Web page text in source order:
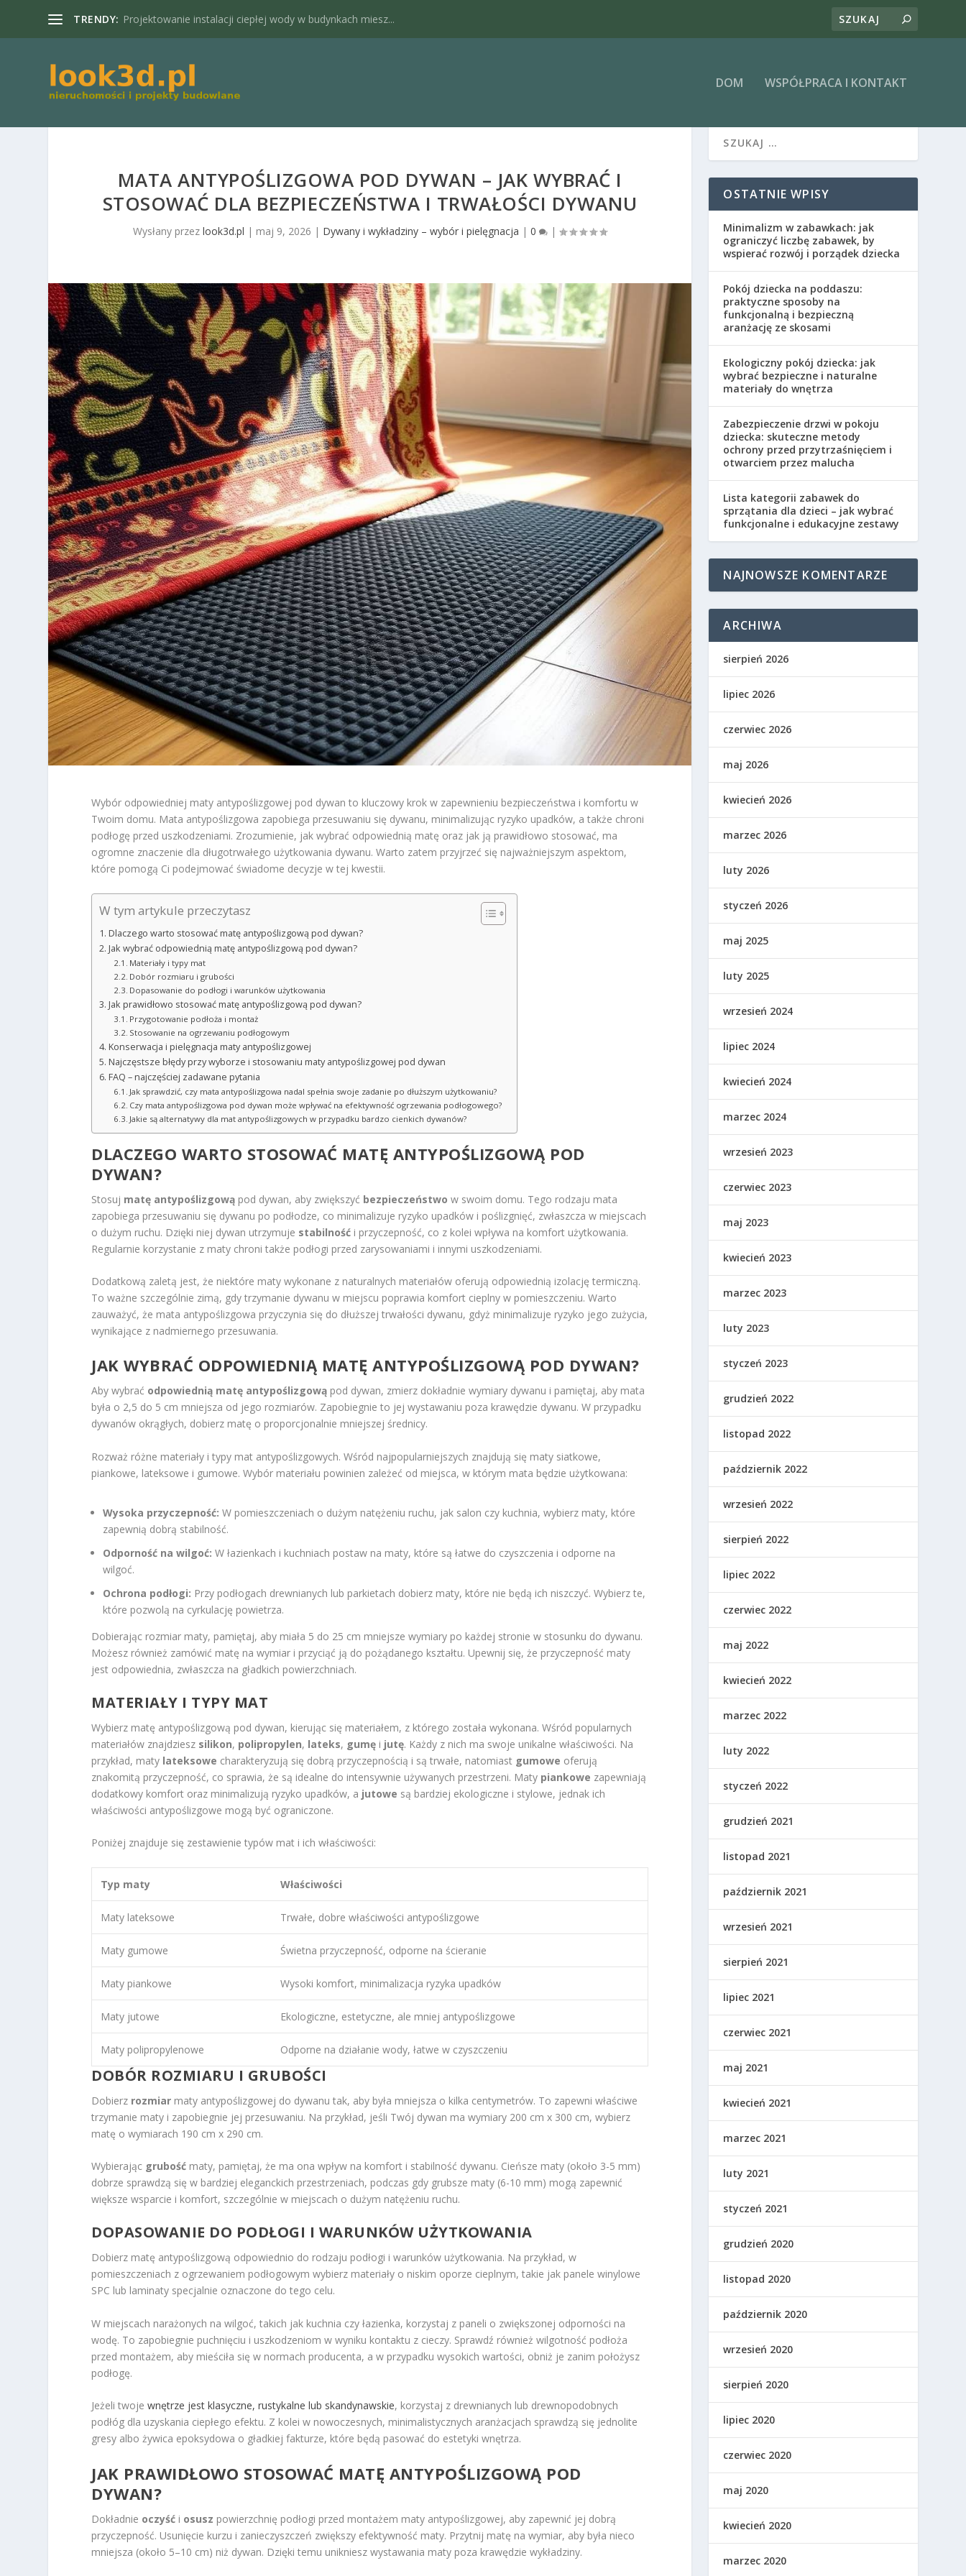
TRENDY: Projektowanie instalacji ciepłej wody w budynkach miesz...
DOM WSPÓŁPRACA I KONTAKT
MATA ANTYPOŚLIZGOWA POD DYWAN – JAK WYBRAĆ I
STOSOWAĆ DLA BEZPIECZEŃSTWA I TRWAŁOŚCI DYWANU
Wysłany przezlook3d.pl | maj 9, 2026 | Dywany i wykładziny – wybór i pielęgnacja |0 |
Wybór odpowiedniej maty antypoślizgowej pod dywan to kluczowy krok w zapewnieniu bezpieczeństwa i komfortu w
Twoim domu. Mata antypoślizgowa zapobiega przesuwaniu się dywanu, minimalizując ryzyko upadków, a także chroni
podłogę przed uszkodzeniami. Zrozumienie, jak wybrać odpowiednią matę oraz jak ją prawidłowo stosować, ma
ogromne znaczenie dla długotrwałego użytkowania dywanu. Warto zatem przyjrzeć się najważniejszym aspektom,
które pomogą Ci podejmować świadome decyzje w tej kwestii.
W tym artykule przeczytasz
Dlaczego warto stosować matę antypoślizgową pod dywan?
Jak wybrać odpowiednią matę antypoślizgową pod dywan?
Materiały i typy mat
Dobór rozmiaru i grubości
Dopasowanie do podłogi i warunków użytkowania
Jak prawidłowo stosować matę antypoślizgową pod dywan?
Przygotowanie podłoża i montaż
Stosowanie na ogrzewaniu podłogowym
Konserwacja i pielęgnacja maty antypoślizgowej
Najczęstsze błędy przy wyborze i stosowaniu maty antypoślizgowej pod dywan
FAQ – najczęściej zadawane pytania
Jak sprawdzić, czy mata antypoślizgowa nadal spełnia swoje zadanie po dłuższym użytkowaniu?
Czy mata antypoślizgowa pod dywan może wpływać na efektywność ogrzewania podłogowego?
Jakie są alternatywy dla mat antypoślizgowych w przypadku bardzo cienkich dywanów?
DLACZEGO WARTO STOSOWAĆ MATĘ ANTYPOŚLIZGOWĄ POD
DYWAN?
Stosuj matę antypoślizgową pod dywan, aby zwiększyć bezpieczeństwo w swoim domu. Tego rodzaju mata
zapobiega przesuwaniu się dywanu po podłodze, co minimalizuje ryzyko upadków i poślizgnięć, zwłaszcza w miejscach
o dużym ruchu. Dzięki niej dywan utrzymuje stabilność i przyczepność, co z kolei wpływa na komfort użytkowania.
Regularnie korzystanie z maty chroni także podłogi przed zarysowaniami i innymi uszkodzeniami.
Dodatkową zaletą jest, że niektóre maty wykonane z naturalnych materiałów oferują odpowiednią izolację termiczną.
To ważne szczególnie zimą, gdy trzymanie dywanu w miejscu poprawia komfort cieplny w pomieszczeniu. Warto
zauważyć, że mata antypoślizgowa przyczynia się do dłuższej trwałości dywanu, gdyż minimalizuje ryzyko jego zużycia,
wynikające z nadmiernego przesuwania.
JAKWYBRAĆ ODPOWIEDNIĄ MATĘ ANTYPOŚLIZGOWĄ POD DYWAN?
Aby wybrać odpowiednią matę antypoślizgową pod dywan, zmierz dokładnie wymiary dywanu i pamiętaj, aby mata
była o 2,5 do 5 cm mniejsza od jego rozmiarów. Zapobiegnie to jej wystawaniu poza krawędzie dywanu. W przypadku
dywanów okrągłych, dobierz matę o proporcjonalnie mniejszej średnicy.
Rozważ różne materiały i typy mat antypoślizgowych. Wśród najpopularniejszych znajdują się maty siatkowe,
piankowe, lateksowe i gumowe. Wybór materiału powinien zależeć od miejsca, w którym mata będzie użytkowana:
Wysoka przyczepność: W pomieszczeniach o dużym natężeniu ruchu, jak salon czy kuchnia, wybierz maty, które
zapewnią dobrą stabilność.
Odporność na wilgoć: W łazienkach i kuchniach postaw na maty, które są łatwe do czyszczenia i odporne na
wilgoć.
Ochrona podłogi: Przy podłogach drewnianych lub parkietach dobierz maty, które nie będą ich niszczyć. Wybierz te,
które pozwolą na cyrkulację powietrza.
Dobierając rozmiar maty, pamiętaj, aby miała 5 do 25 cm mniejsze wymiary po każdej stronie w stosunku do dywanu.
Możesz również zamówić matę na wymiar i przyciąć ją do pożądanego kształtu. Upewnij się, że przyczepność maty
jest odpowiednia, zwłaszcza na gładkich powierzchniach.
MATERIAŁY I TYPY MAT
Wybierz matę antypoślizgową pod dywan, kierując się materiałem, z którego została wykonana. Wśród popularnych
materiałów znajdziesz silikon, polipropylen, lateks, gumę i jutę. Każdy z nich ma swoje unikalne właściwości. Na
przykład, maty lateksowe charakteryzują się dobrą przyczepnością i są trwałe, natomiast gumowe oferują
znakomitą przyczepność, co sprawia, że są idealne do intensywnie używanych przestrzeni. Maty piankowe zapewniają
dodatkowy komfort oraz minimalizują ryzyko upadków, a jutowe są bardziej ekologiczne i stylowe, jednak ich
właściwości antypoślizgowe mogą być ograniczone.
Poniżej znajduje się zestawienie typów mat i ich właściwości:
Typ maty Właściwości
Maty lateksowe Trwałe, dobre właściwości antypoślizgowe
Maty gumowe Świetna przyczepność, odporne na ścieranie
Maty piankowe Wysoki komfort, minimalizacja ryzyka upadków
Maty jutowe Ekologiczne, estetyczne, ale mniej antypoślizgowe
Maty polipropylenowe Odporne na działanie wody, łatwe w czyszczeniu
DOBÓR ROZMIARU I GRUBOŚCI
Dobierz rozmiar maty antypoślizgowej do dywanu tak, aby była mniejsza o kilka centymetrów. To zapewni właściwe
trzymanie maty i zapobiegnie jej przesuwaniu. Na przykład, jeśli Twój dywan ma wymiary 200 cm x 300 cm, wybierz
matę o wymiarach 190 cm x 290 cm.
Wybierając grubość maty, pamiętaj, że ma ona wpływ na komfort i stabilność dywanu. Cieńsze maty (około 3-5 mm)
dobrze sprawdzą się w bardziej eleganckich przestrzeniach, podczas gdy grubsze maty (6-10 mm) mogą zapewnić
większe wsparcie i komfort, szczególnie w miejscach o dużym natężeniu ruchu.
DOPASOWANIE DO PODŁOGI I WARUNKÓW UŻYTKOWANIA
Dobierz matę antypoślizgową odpowiednio do rodzaju podłogi i warunków użytkowania. Na przykład, w
pomieszczeniach z ogrzewaniem podłogowym wybierz materiały o niskim oporze cieplnym, takie jak panele winylowe
SPC lub laminaty specjalnie oznaczone do tego celu.
W miejscach narażonych na wilgoć, takich jak kuchnia czy łazienka, korzystaj z paneli o zwiększonej odporności na
wodę. To zapobiegnie puchnięciu i uszkodzeniom w wyniku kontaktu z cieczy. Sprawdź również wilgotność podłoża
przed montażem, aby mieściła się w normach producenta, a w przypadku wysokich wartości, obniż je zanim położysz
podłogę.
Jeżeli twojewnętrze jest klasyczne, rustykalne lub skandynawskie, korzystaj z drewnianych lub drewnopodobnych
podłóg dla uzyskania ciepłego efektu. Z kolei w nowoczesnych, minimalistycznych aranżacjach sprawdzą się jednolite
gresy albo żywica epoksydowa o gładkiej fakturze, które będą pasować do estetyki wnętrza.
JAK PRAWIDŁOWO STOSOWAĆ MATĘ ANTYPOŚLIZGOWĄ POD
DYWAN?
Dokładnie oczyść i osusz powierzchnię podłogi przed montażem maty antypoślizgowej, aby zapewnić jej dobrą
przyczepność. Usunięcie kurzu i zanieczyszczeń zwiększy efektywność maty. Przytnij matę na wymiar, aby była nieco
mniejsza (około 5–10 cm) niż dywan. Dzięki temu unikniesz wystawania maty poza krawędzie wykładziny.
OSTATNIE WPISY
Minimalizm w zabawkach: jak
ograniczyć liczbę zabawek, by
wspierać rozwój i porządek dziecka
Pokój dziecka na poddaszu:
praktyczne sposoby na
funkcjonalną i bezpieczną
aranżację ze skosami
Ekologiczny pokój dziecka: jak
wybrać bezpieczne i naturalne
materiały do wnętrza
Zabezpieczenie drzwi w pokoju
dziecka: skuteczne metody
ochrony przed przytrzaśnięciem i
otwarciem przez malucha
Lista kategorii zabawek do
sprzątania dla dzieci – jak wybrać
funkcjonalne i edukacyjne zestawy
NAJNOWSZE KOMENTARZE
ARCHIWA
sierpień 2026
lipiec 2026
czerwiec 2026
maj 2026
kwiecień 2026
marzec 2026
luty 2026
styczeń 2026
maj 2025
luty 2025
wrzesień 2024
lipiec 2024
kwiecień 2024
marzec 2024
wrzesień 2023
czerwiec 2023
maj 2023
kwiecień 2023
marzec 2023
luty 2023
styczeń 2023
grudzień 2022
listopad 2022
październik 2022
wrzesień 2022
sierpień 2022
lipiec 2022
czerwiec 2022
maj 2022
kwiecień 2022
marzec 2022
luty 2022
styczeń 2022
grudzień 2021
listopad 2021
październik 2021
wrzesień 2021
sierpień 2021
lipiec 2021
czerwiec 2021
maj 2021
kwiecień 2021
marzec 2021
luty 2021
styczeń 2021
grudzień 2020
listopad 2020
październik 2020
wrzesień 2020
sierpień 2020
lipiec 2020
czerwiec 2020
maj 2020
kwiecień 2020
marzec 2020